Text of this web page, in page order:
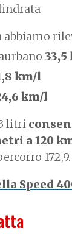
abbiamo
km/l
km/l
litri
a 120
172,9.
Speed